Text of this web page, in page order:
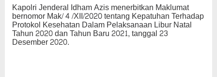
Kapolri Jenderal Idham Azis menerbitkan Maklumat
bernomor Mak/ 4 /XII/2020 tentang Kepatuhan Terhadap
Protokol Kesehatan Dalam Pelaksanaan Libur Natal
Tahun 2020 dan Tahun Baru 2021, tanggal 23
Desember 2020.